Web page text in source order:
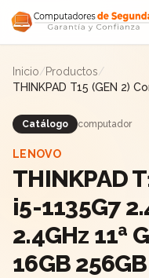
Saltar al contenido
Inicio/Productos/
THINKPAD T15 (GEN 2)
Catálogo computador
LENOVO
THINKPAD
i5-1135G7
2.4GHz 11ª
16GB